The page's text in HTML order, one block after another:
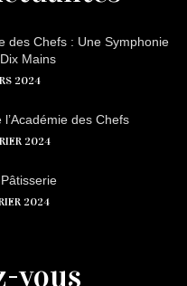
des Chefs : Une Symphonie
Mains
2024
des Chefs
2024
2024
vous